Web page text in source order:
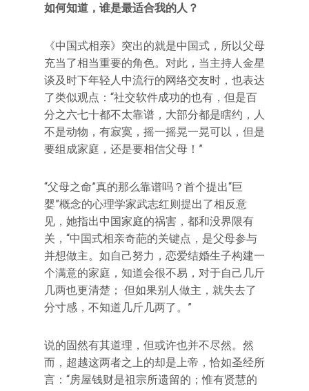
如何知道，谁是最适合我的人？
《中国式相亲》突出的就是中国式，所以父母
充当了相当重要的角色。对此，当主持人金星
谈及时下年轻人中流行的网络交友时，也表达
了类似观点：“社交软件成功的也有，但是百
分之六七十都不太靠谱，大部分都是瞎约，人
不是动物，有寂寞，摇一摇晃一晃可以，但是
要组成家庭，还是要相信父母！”
“父母之命”真的那么靠谱吗？首个提出“巨
婴”概念的心理学家武志红则提出了相反意
见，她指出中国家庭的祸害，都和没界限有
关，“中国式相亲奇葩的关键点，是父母参与
并想做主。如自己努力，恋爱结婚生子构建一
个满意的家庭，知道会很不易，对于自己几斤
几两也更清楚； 但如果别人做主，就失去了
分寸感，不知道几斤几两了。”
说的固然有其道理，但或许也并不尽然。然
而，超越这两者之上的却是上帝，恰如圣经所
言：“房屋钱财是祖宗所遗留的；惟有贤慧的